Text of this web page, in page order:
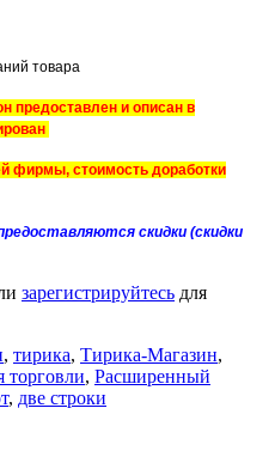
товара
предоставлен и описан в
фирмы, стоимость доработки
скидки (скидки
зарегистрируйтесь для
, тирика, Тирика-Магазин,
торговли, Расширенный
, две строки